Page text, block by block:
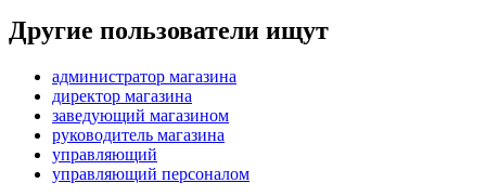
Другие пользователи ищут
администратор магазина
директор магазина
заведующий магазином
руководитель магазина
управляющий
управляющий персоналом